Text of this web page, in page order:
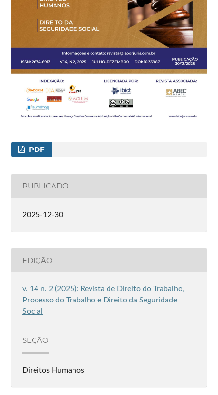
PDF
PUBLICADO
2025-12-30
EDIÇÃO
v. 14 n. 2 (2025): Revista de Direito do Trabalho,
Processo do Trabalho e Direito da Seguridade
Social
SEÇÃO
Direitos Humanos